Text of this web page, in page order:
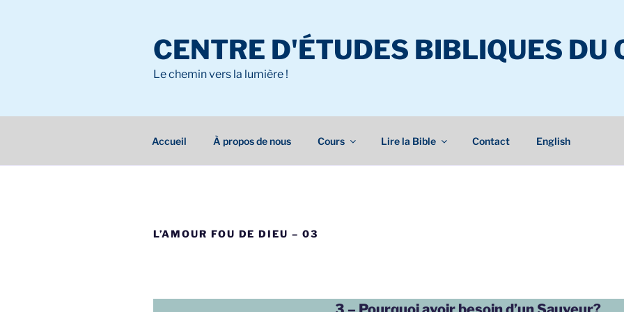
CENTRE D'ÉTUDES BIBLIQUES DU
Le chemin vers la lumière !
Accueil À propos de nous Cours Lire la Bible Contact English
L’AMOUR FOU DE DIEU – 03